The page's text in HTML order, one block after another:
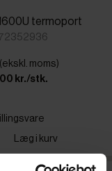
termoport
moms)
kr./stk.
Læg i kurv